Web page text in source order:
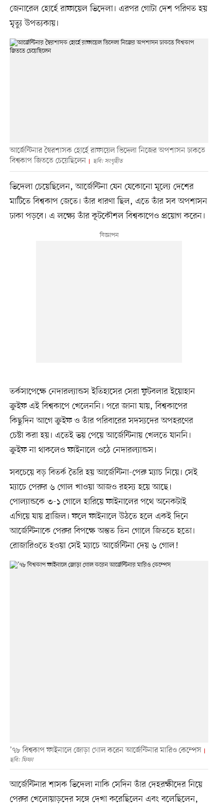
জেনারেল হোর্হে রাফায়েল ভিদেলা। এরপর গোটা দেশ পরিণত হয়
মৃত্যু উপত্যকায়।
আর্জেন্টিনার স্বৈরশাসক হোর্হে রাফায়েল ভিদেলা নিজের অপশাসন ঢাকতে
বিশ্বকাপ জিততে চেয়েছিলেন
ছবি: সংগৃহীত
ভিদেলা চেয়েছিলেন, আর্জেন্টিনা যেন যেকোনো মূল্যে দেশের
মাটিতে বিশ্বকাপ জেতে। তাঁর ধারণা ছিল, এতে তাঁর সব অপশাসন
ঢাকা পড়বে। এ লক্ষ্যে তাঁর কূটকৌশল বিশ্বকাপেও প্রয়োগ করেন।
তর্কসাপেক্ষে নেদারল্যান্ডস ইতিহাসের সেরা ফুটবলার ইয়োহান
ক্রুইফ এই বিশ্বকাপে খেলেননি। পরে জানা যায়, বিশ্বকাপের
কিছুদিন আগে ক্রুইফ ও তাঁর পরিবারের সদস্যদের অপহরণের
চেষ্টা করা হয়। এতেই ভয় পেয়ে আর্জেন্টিনায় খেলতে যাননি।
ক্রুইফ না থাকলেও ফাইনালে ওঠে নেদারল্যান্ডস।
সবচেয়ে বড় বিতর্ক তৈরি হয় আর্জেন্টিনা-পেরু ম্যাচ নিয়ে। সেই
ম্যাচে পেরুর ৬ গোল খাওয়া আজও রহস্য হয়ে আছে।
পোল্যান্ডকে ৩-১ গোলে হারিয়ে ফাইনালের পথে অনেকটাই
এগিয়ে যায় ব্রাজিল। ফলে ফাইনালে উঠতে হলে একই দিনে
আর্জেন্টিনাকে পেরুর বিপক্ষে অন্তত তিন গোলে জিততে হতো।
রোজারিওতে হওয়া সেই ম্যাচে আর্জেন্টিনা দেয় ৬ গোল!
’৭৮ বিশ্বকাপ ফাইনালে জোড়া গোল করেন আর্জেন্টিনার মারিও কেম্পেস
ছবি: ফিফা
আর্জেন্টিনার শাসক ভিদেলা নাকি সেদিন তাঁর দেহরক্ষীদের নিয়ে
পেরুর খেলোয়াড়দের সঙ্গে দেখা করেছিলেন এবং বলেছিলেন,